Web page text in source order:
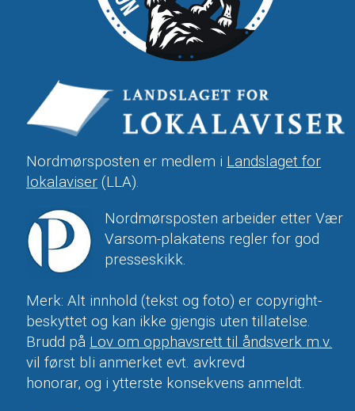
Nordmørsposten er medlem i Landslaget for
lokalaviser (LLA).
Nordmørsposten arbeider etter Vær
Varsom-plakatens regler for god
presseskikk.
Merk: Alt innhold (tekst og foto) er copyright-
beskyttet og kan ikke gjengis uten tillatelse.
Brudd på Lov om opphavsrett til åndsverk m.v.
vil først bli anmerket evt. avkrevd
honorar, og i ytterste konsekvens anmeldt.